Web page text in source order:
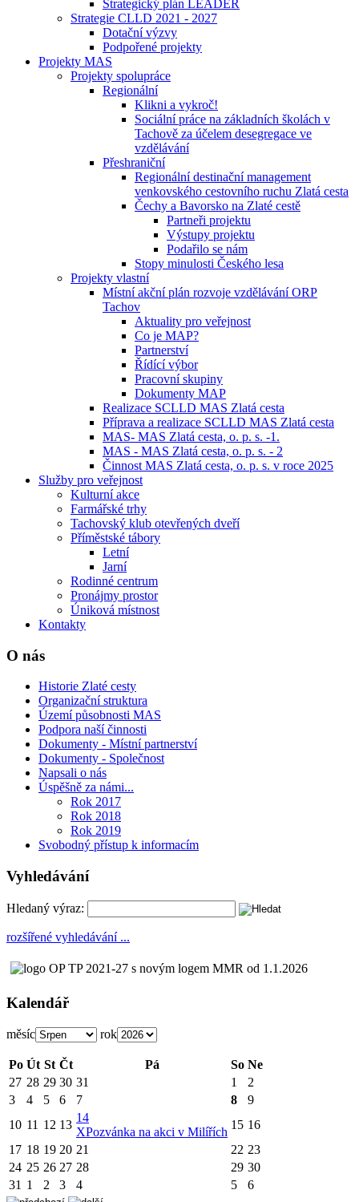
Strategický plán LEADER
Strategie CLLD 2021 - 2027
Dotační výzvy
Podpořené projekty
Projekty MAS
Projekty spolupráce
Regionální
Klikni a vykroč!
Sociální práce na základních školách v
Tachově za účelem desegregace ve
vzdělávání
Přeshraniční
Regionální destinační management
venkovského cestovního ruchu Zlatá cesta
Čechy a Bavorsko na Zlaté cestě
Partneři projektu
Výstupy projektu
Podařilo se nám
Stopy minulosti Českého lesa
Projekty vlastní
Místní akční plán rozvoje vzdělávání ORP
Tachov
Aktuality pro veřejnost
Co je MAP?
Partnerství
Řídící výbor
Pracovní skupiny
Dokumenty MAP
Realizace SCLLD MAS Zlatá cesta
Příprava a realizace SCLLD MAS Zlatá cesta
MAS- MAS Zlatá cesta, o. p. s. -1.
MAS - MAS Zlatá cesta, o. p. s. - 2
Činnost MAS Zlatá cesta, o. p. s. v roce 2025
Služby pro veřejnost
Kulturní akce
Farmářské trhy
Tachovský klub otevřených dveří
Příměstské tábory
Letní
Jarní
Rodinné centrum
Pronájmy prostor
Úniková místnost
Kontakty
O nás
Historie Zlaté cesty
Organizační struktura
Území působnosti MAS
Podpora naší činnosti
Dokumenty - Místní partnerství
Dokumenty - Společnost
Napsali o nás
Úspěšně za námi...
Rok 2017
Rok 2018
Rok 2019
Svobodný přístup k informacím
Vyhledávání
Hledaný výraz:
rozšířené vyhledávání ...
Kalendář
měsíc rok
Po Út St Čt Pá So Ne
27 28 29 30 31 1
2
3
4 5 6 7 8
9
10 11 12 13
14
XPozvánka na akci v Milířích
15 16
17 18 19 20 21 22 23
24 25 26 27 28 29 30
31 1 2 3 4 5 6